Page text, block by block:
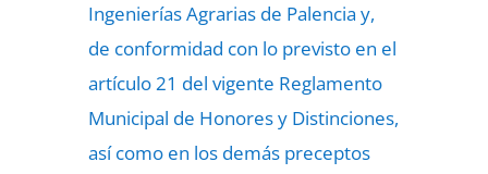
Ingenierías Agrarias de Palencia y,
de conformidad con lo previsto en el
artículo 21 del vigente Reglamento
Municipal de Honores y Distinciones,
así como en los demás preceptos